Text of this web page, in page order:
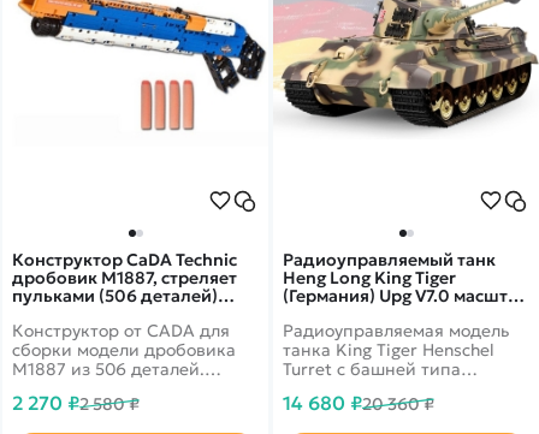
Конструктор CaDA Technic
дробовик M1887, стреляет
пульками (506 деталей)
Конструктор от CADA для
сборки модели дробовика
M1887 из 506 деталей.
2 270 ₽2 580 ₽
Радиоуправляемый танк
Heng Long King Tiger
(Германия) Upg V7.0 масштаб
V7.0
Радиоуправляемая модель
танка King Tiger Henschel
Turret с башней типа
совмещенная пневмо- и ИК-
14 680 ₽20 360 ₽